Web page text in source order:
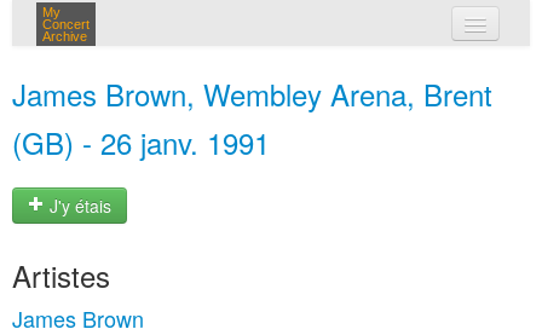
My
Concert
Archive
James Brown, Wembley Arena, Brent
(GB) - 26 janv. 1991
J'y étais
Artistes
James Brown